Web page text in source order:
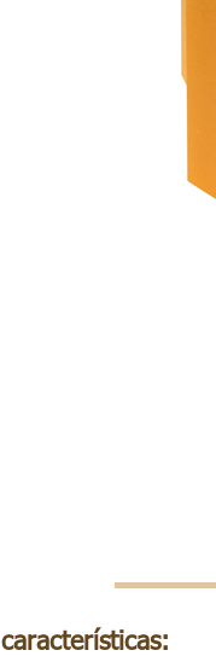
características: